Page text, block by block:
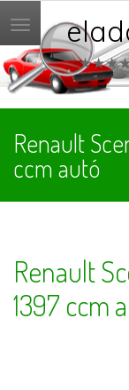
Menü
★★★★★
Renault
ccm autó
Renault
1397 ccm